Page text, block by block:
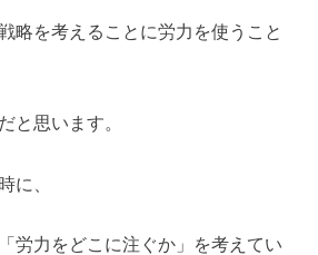
略を考えることに労力を使うこと
と思います。
に、
労力をどこに注ぐか」を考えてい